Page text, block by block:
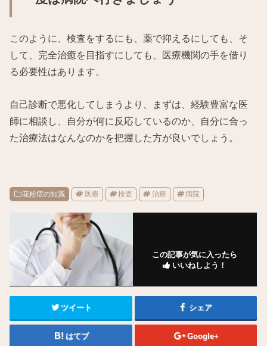
このように、検査をするにも、薬で抑えるにしても、そ
して、完全治癒を目指すにしても、医療機関の手を借り
る必要性はあります。
自己診断で悪化してしまうより、まずは、経験豊富な医
師に相談し、自分が何に反応しているのか、自分に合っ
た治療法はなんなのかを把握した方が良いでしょう。
花粉症の知識 医療 検査 治療 病院
この記事が気に入ったら
いいねしよう！
ツイート シェア
はてブ Google+